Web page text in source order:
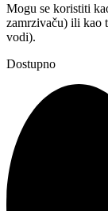
Mogu se koristiti
zamrzivaču) ili kao
vodi).
Dostupno